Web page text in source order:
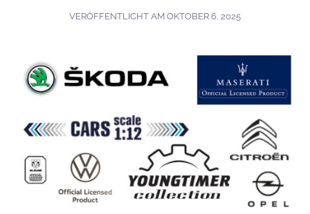
VERÖFFENTLICHT AM OKTOBER 6, 2025